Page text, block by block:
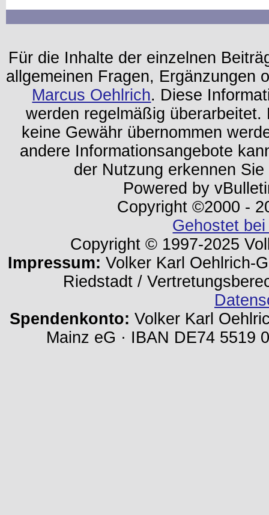
Für die Inhalte der einzelnen
allgemeinen Fragen, Ergänzungen
Marcus Oehlrich. Diese
werden regelmäßig
keine Gewähr übernommen
andere Informationsangebote
der Nutzung erkennen
Powered by
Copyright ©2000 -
Gehostet
Copyright © 1997-2025
Impressum: Volker Karl Oehlrich-
Riedstadt /
Spendenkonto: Volker Karl
Mainz eG · IBAN DE74 5519